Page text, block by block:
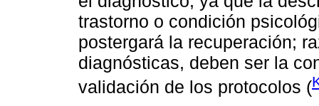
trastorno o condición
postergará la recuperación;
diagnósticas, deben ser la
validación de los protocolos (